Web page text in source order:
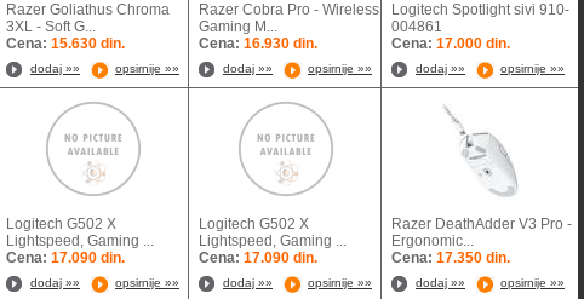
Razer Goliathus Chroma
3XL - Soft G...
Cena: 15.630 din.
dodaj »» opsirnije »»
Razer Cobra Pro - Wireless
Gaming M...
Cena: 16.930 din.
dodaj »» opsirnije »»
Logitech Spotlight sivi 910-
004861
Cena: 17.000 din.
dodaj »» opsirnije »»
Logitech G502 X
Lightspeed, Gaming ...
Cena: 17.090 din.
dodaj »» opsirnije »»
Logitech G502 X
Lightspeed, Gaming ...
Cena: 17.090 din.
dodaj »» opsirnije »»
Razer DeathAdder V3 Pro -
Ergonomic...
Cena: 17.350 din.
dodaj »» opsirnije »»